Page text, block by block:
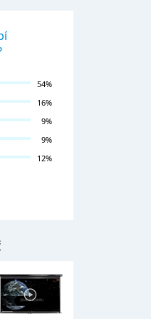
54%
16%
9%
9%
12%